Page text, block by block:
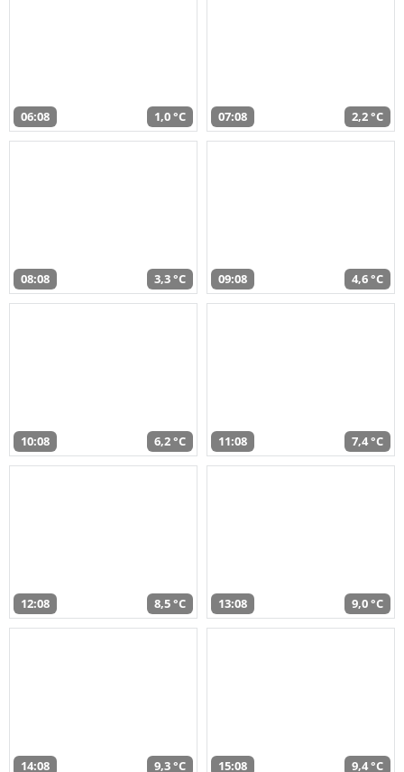
06:08 1,0 °C 07:08 2,2 °C
08:08 3,3 °C 09:08 4,6 °C
10:08 6,2 °C 11:08 7,4 °C
12:08 8,5 °C 13:08 9,0 °C
14:08 9,3 °C 15:08 9,4 °C